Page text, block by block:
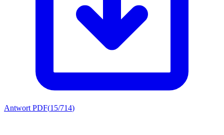
Antwort PDF(15/714)